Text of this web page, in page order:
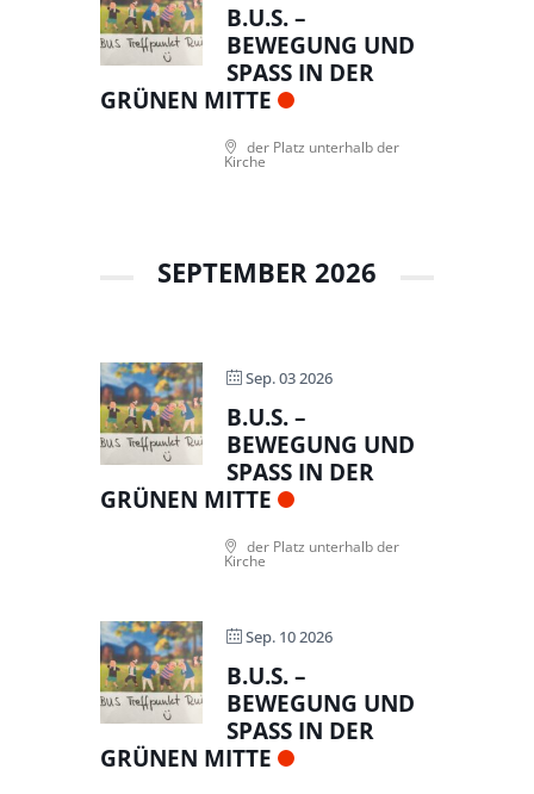
B.U.S. –
BEWEGUNG UND
SPASS IN DER G
RÜNEN MITTE
der Platz unterhalb der
Kirche
SEPTEMBER 2026
Sep. 03 2026
B.U.S. –
BEWEGUNG UND
SPASS IN DER G
RÜNEN MITTE
der Platz unterhalb der
Kirche
Sep. 10 2026
B.U.S. –
BEWEGUNG UND
SPASS IN DER G
RÜNEN MITTE